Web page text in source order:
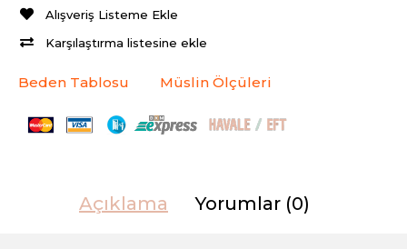
Alışveriş Listeme Ekle
Karşılaştırma listesine ekle
Beden Tablosu Müslin Ölçüleri
Açıklama Yorumlar (0)